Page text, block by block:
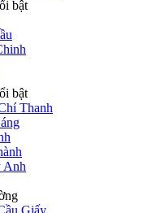
bật
bật
Thanh
Anh
Giấy